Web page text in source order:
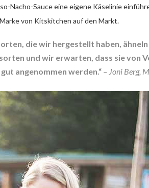
Nacho-Sauce eine eigene Käselinie
von Kitskitchen auf den Markt.
die wir hergestellt haben,
und wir erwarten, dass sie von
angenommen werden.“ – Joni Berg,